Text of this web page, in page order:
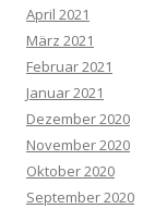
April 2021
März 2021
Februar 2021
Januar 2021
Dezember 2020
November 2020
Oktober 2020
September 2020